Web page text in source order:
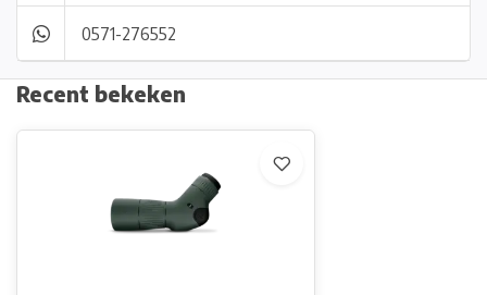
0571-276552
Recent bekeken